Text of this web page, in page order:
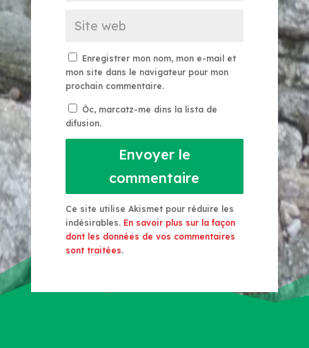
Enregistrer mon nom, mon e-mail et
mon site dans le navigateur pour mon
prochain commentaire.
Òc, marcatz-me dins la lista de
difusion.
Envoyer le
commentaire
Ce site utilise Akismet pour réduire les
indésirables. En savoir plus sur la façon
dont les données de vos commentaires
sont traitées.